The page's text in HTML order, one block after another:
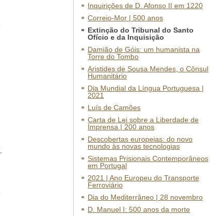
Inquirições de D. Afonso II em 1220
Correio-Mor | 500 anos
Extinção do Tribunal do Santo
Ofício e da Inquisição
Damião de Góis: um humanista na
Torre do Tombo
Aristides de Sousa Mendes, o Cônsul
Humanitário
Dia Mundial da Língua Portuguesa |
2021
Luís de Camões
Carta de Lei sobre a Liberdade de
Imprensa | 200 anos
Descobertas europeias: do novo
mundo às novas tecnologias
Sistemas Prisionais Contemporâneos
em Portugal
2021 | Ano Europeu do Transporte
Ferroviário
Dia do Mediterrâneo | 28 novembro
D. Manuel I: 500 anos da morte